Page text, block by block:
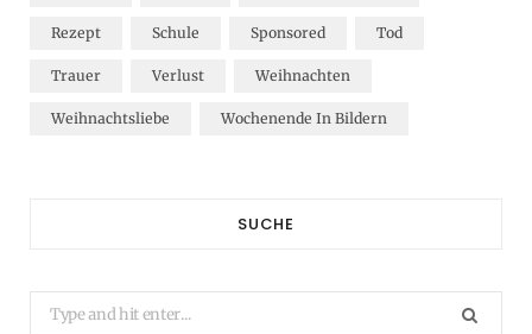
Rezept Schule Sponsored Tod
Trauer Verlust Weihnachten
Weihnachtsliebe Wochenende In Bildern
SUCHE
Search